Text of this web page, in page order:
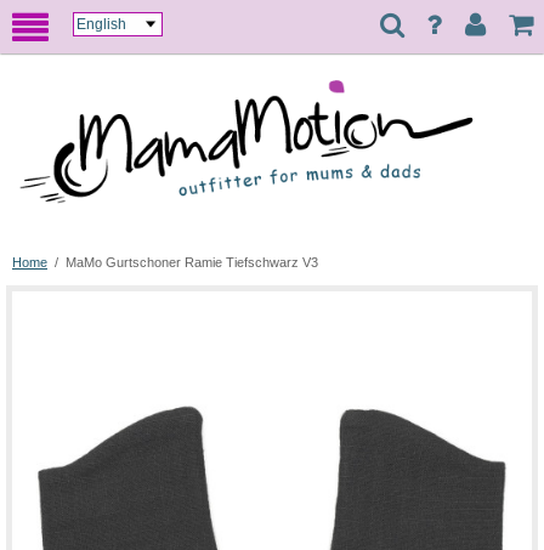
Home / MaMo Gurtschoner Ramie Tiefschwarz V3